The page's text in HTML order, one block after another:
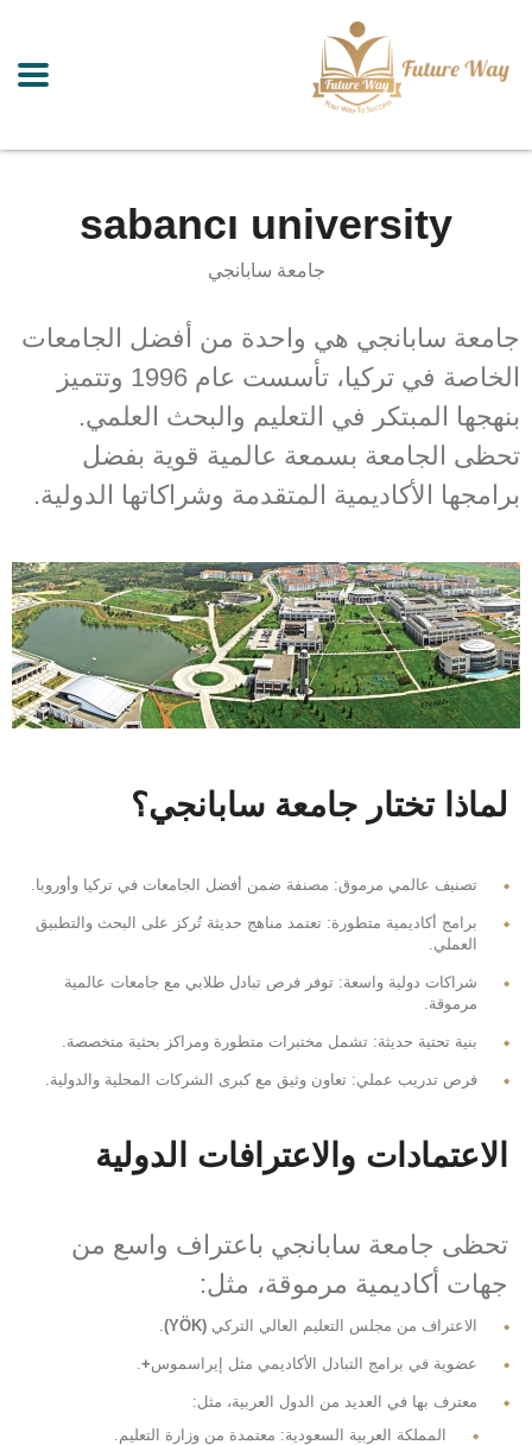
sabancı university
جامعة سابانجي
جامعة سابانجي هي واحدة من أفضل الجامعات
الخاصة في تركيا، تأسست عام 1996 وتتميز
بنهجها المبتكر في التعليم والبحث العلمي.
تحظى الجامعة بسمعة عالمية قوية بفضل
برامجها الأكاديمية المتقدمة وشراكاتها الدولية.
لماذا تختار جامعة سابانجي؟
تصنيف عالمي مرموق: مصنفة ضمن أفضل الجامعات في تركيا وأوروبا.
برامج أكاديمية متطورة: تعتمد مناهج حديثة تُركز على البحث والتطبيق
العملي.
شراكات دولية واسعة: توفر فرص تبادل طلابي مع جامعات عالمية
مرموقة.
بنية تحتية حديثة: تشمل مختبرات متطورة ومراكز بحثية متخصصة.
فرص تدريب عملي: تعاون وثيق مع كبرى الشركات المحلية والدولية.
الاعتمادات والاعترافات الدولية
تحظى جامعة سابانجي باعتراف واسع من
جهات أكاديمية مرموقة، مثل:
الاعتراف من مجلس التعليم العالي التركي (YÖK)
عضوية في برامج التبادل الأكاديمي مثل إيراسموس+
معترف بها في العديد من الدول العربية، مثل:
المملكة العربية السعودية: معتمدة من وزارة التعليم.